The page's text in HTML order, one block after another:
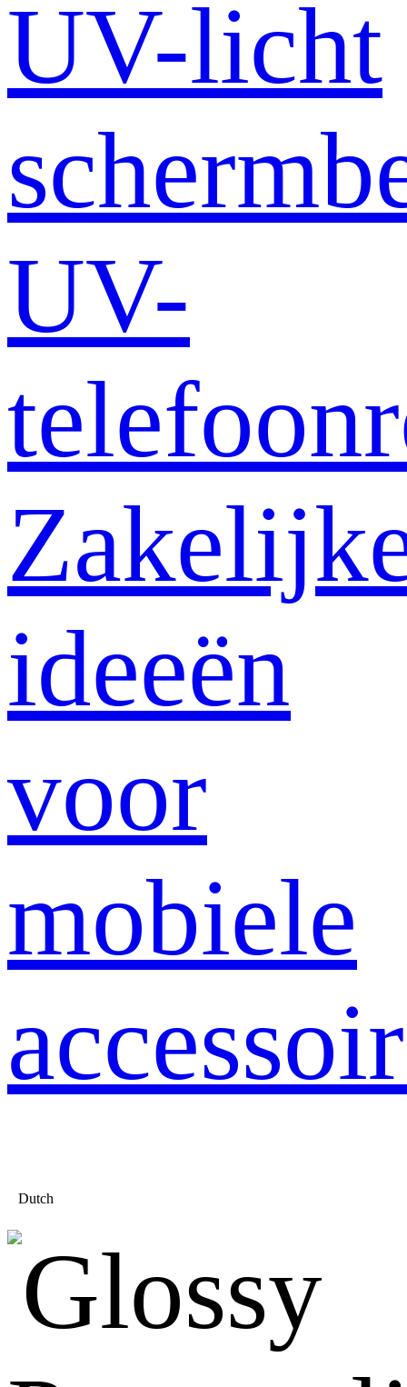
UV-licht
UV-
ideeën
voor
mobiele
Dutch